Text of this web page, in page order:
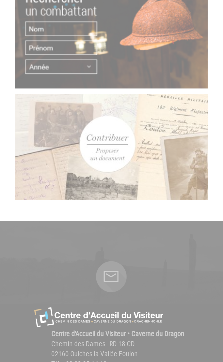
Centre d'Accueil du Visiteur • Caverne du Dragon
Chemin des Dames - RD 18 CD
02160 Oulches-la-Vallée-Foulon